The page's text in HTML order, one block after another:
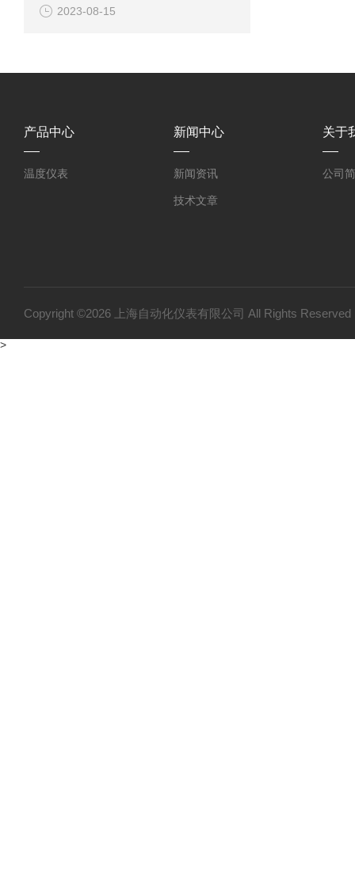
2023-08-15
产品中心
温度仪表
新闻中心
新闻资讯
技术文章
关于
公司
Copyright ©2026 上海自动化仪表有限公司 All Rights
>